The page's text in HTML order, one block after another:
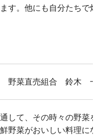
す。他にも自分たちで
野菜直売組合 鈴木
して、その時々の野菜
野菜がおいしい料理に